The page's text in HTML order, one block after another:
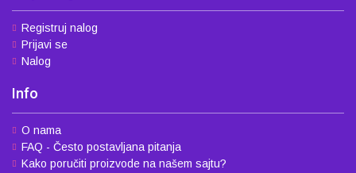
Registruj nalog
Prijavi se
Nalog
Info
O nama
FAQ - Često postavljana pitanja
Kako poručiti proizvode na našem sajtu?